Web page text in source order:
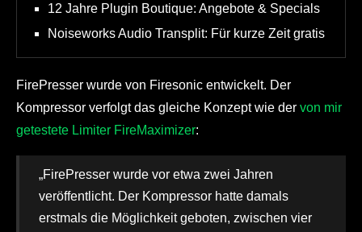
12 Jahre Plugin Boutique: Angebote & Specials
Noiseworks Audio Transplit: Für kurze Zeit gratis
FirePresser wurde von Firesonic entwickelt. Der
Kompressor verfolgt das gleiche Konzept wie der von mir
getestete Limiter FireMaximizer:
„FirePresser wurde vor etwa zwei Jahren
veröffentlicht. Der Kompressor hatte damals
erstmals die Möglichkeit geboten, zwischen vier